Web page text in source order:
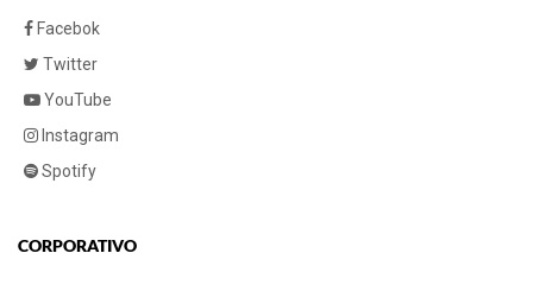
Facebok
Twitter
YouTube
Instagram
Spotify
CORPORATIVO